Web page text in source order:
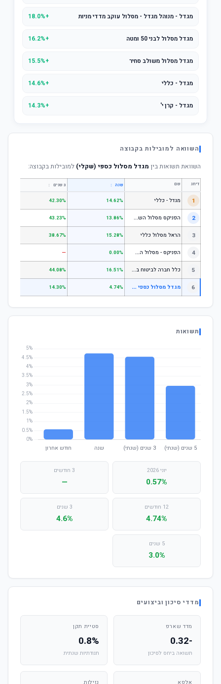
מגדל - מנוהל מגדל - מסלול עוקב מדדי מניות +18.0%
מגדל מסלול לבני 50 ומטה +16.2%
מגדל מסלול משולב סחיר +15.5%
מגדל - כללי +14.6%
מגדל - קרן י' +14.3%
השוואה למובילות בקבוצה
השוואת תשואות בין מגדל מסלול כספי (שקלי) למובילות בקבוצה:
דירוג שם שנה ↕ 3 שנים ↕
1 מגדל - כללי 14.62%
42.30%
2 ה
פניקס מסלול השקעה כללי 13.86%
43.23%
3 הראל מסלול כללי 15.28%
38.67%
4 ה
פניקס - מסלול השקעה בניהול אישי 0.00%
—
5 כ
לל חברה לביטוח בע"מ כללי 16.51%
44.08%
6 מ
גדל מסלול כספי (שקלי) 4.74%
14.30%
תשואות
יוני 2026
0.57%
3 חודשים
—
12 חודשים
4.74%
3 שנים
4.6%
5 שנים
3.0%
מדדי סיכון וביצועים
מדד שארפ
-0.32
תשואה ביחס לסיכון
סטיית תקן
0.8%
תנודתיות שנתית